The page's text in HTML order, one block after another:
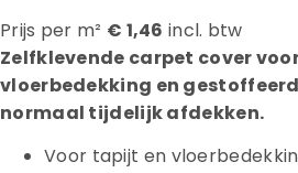
Prijs per m² € 1,46 incl. btw
Zelfklevende carpet cover
vloerbedekking en
normaal tijdelijk afdekken.
Voor tapijt en